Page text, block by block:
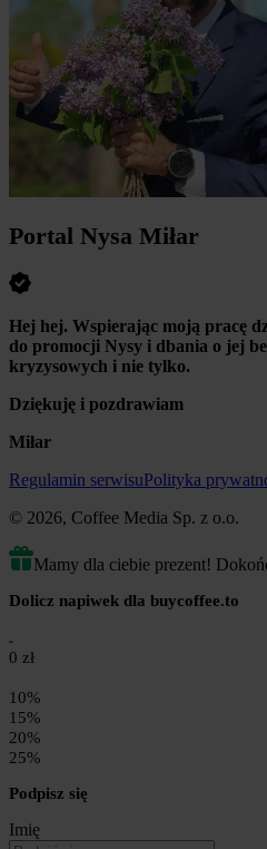
Portal Nysa Miłar
Hej hej. Wspierając moją pracę
do promocji Nysy i dbania o jej
kryzysowych i nie tylko.
Dziękuję i pozdrawiam
Miłar
Regulamin serwisuPolityka
© 2026, Coffee Media Sp. z o.o.
Mamy dla ciebie prezent!
Dolicz napiwek dla buycoffee.to
0 zł
10%
15%
20%
25%
Podpisz się
Imię